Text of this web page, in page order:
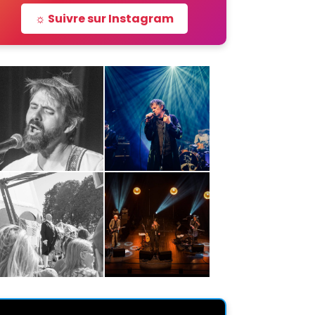
☼ Suivre sur Instagram